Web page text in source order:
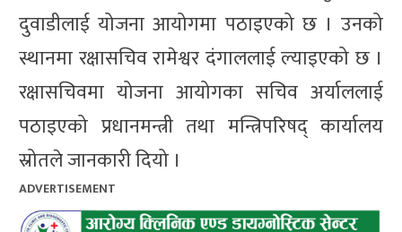
दुवाडीलाई योजना आयोगमा पठाइएको छ । उनको
स्थानमा रक्षासचिव रामेश्वर दंगाललाई ल्याइएको छ ।
रक्षासचिवमा योजना आयोगका सचिव अर्याललाई
पठाइएको प्रधानमन्त्री तथा मन्त्रिपरिषद् कार्यालय
स्रोतले जानकारी दियो ।
ADVERTISEMENT